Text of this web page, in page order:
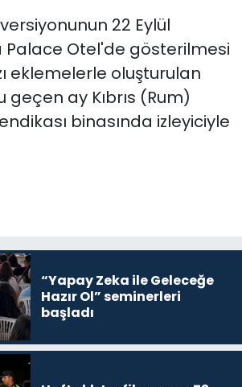
22 Eylül
Palace Otel'de gösterilmesi
eklemelerle oluşturulan
geçen ay Kıbrıs (Rum)
binasında izleyiciyle
“Yapay Zeka ile Geleceğe
Hazır Ol” seminerleri
başladı